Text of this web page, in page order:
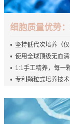
细胞质量优势：
• 坚持低代次培养（
• 使用全球顶级无血
• 1:1手工精养，每一
• 专利颗粒式培养技